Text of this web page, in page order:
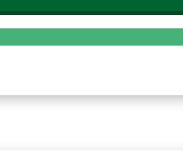
ます。